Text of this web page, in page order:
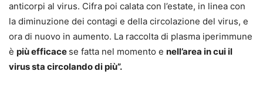
anticorpi al virus. Cifra poi calata con l’estate, in linea con
la diminuzione dei contagi e della circolazione del virus, e
ora di nuovo in aumento. La raccolta di plasma iperimmune
è più efficace se fatta nel momento e nell’area in cui il
virus sta circolando di più”.